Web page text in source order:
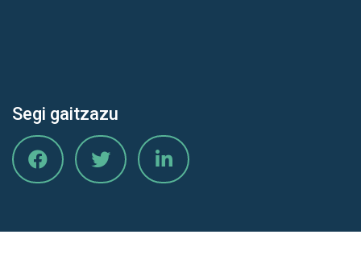
Segi gaitzazu